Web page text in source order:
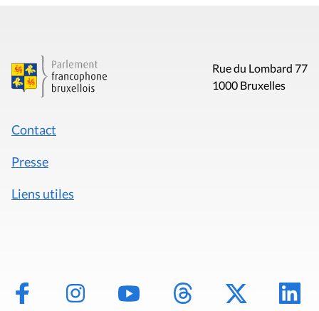
Rue du Lombard 77
1000 Bruxelles
Contact
Presse
Liens utiles